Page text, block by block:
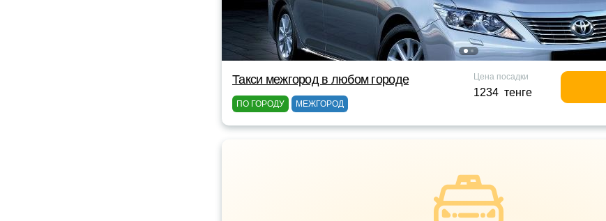
Такси межгород в любом городе
ПО ГОРОДУ МЕЖГОРОД
Цена посадки
1234 тенге